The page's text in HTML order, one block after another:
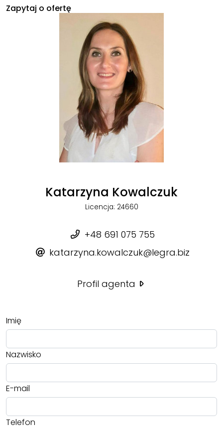
Zapytaj o ofertę
Katarzyna Kowalczuk
Licencja: 24660
+48 691 075 755
katarzyna.kowalczuk@legra.biz
Profil agenta
Imię
Nazwisko
E-mail
Telefon